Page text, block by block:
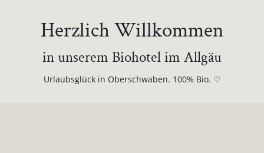
Herzlich Willkommen
in unserem Biohotel im Allgäu
Urlaubsglück in Oberschwaben. 100% Bio. ♡